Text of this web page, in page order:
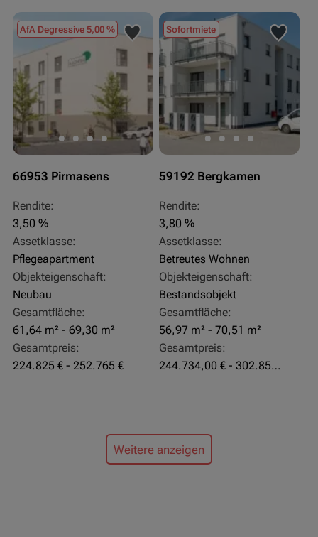
AfA Degressive 5,00 %
66953 Pirmasens
Rendite:
3,50 %
Assetklasse:
Pflegeapartment
Objekteigenschaft:
Neubau
Gesamtfläche:
61,64 m² - 69,30 m²
Gesamtpreis:
224.825 € - 252.765 €
Sofortmiete
59192 Bergkamen
Rendite:
3,80 %
Assetklasse:
Betreutes Wohnen
Objekteigenschaft:
Bestandsobjekt
Gesamtfläche:
56,97 m² - 70,51 m²
Gesamtpreis:
244.734,00 € - 302.855,00 €
Weitere anzeigen